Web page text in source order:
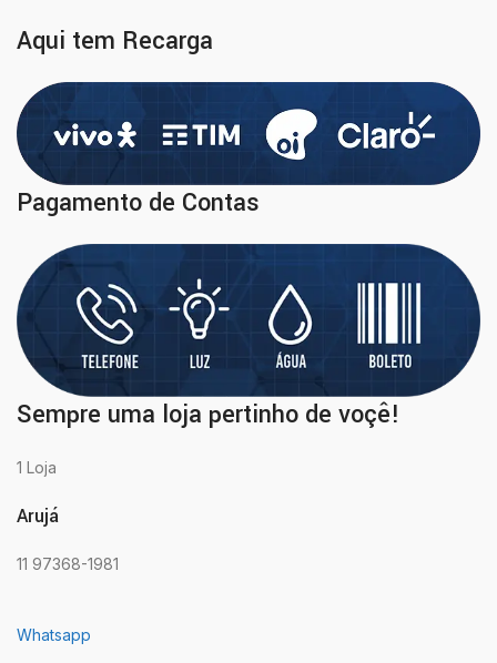
Aqui tem Recarga
Pagamento de Contas
Sempre uma loja pertinho de voçê!
1 Loja
Arujá
11 97368-1981
Whatsapp